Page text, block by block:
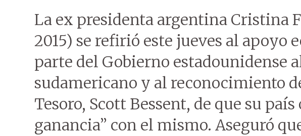
La ex presidenta argentina Cristina
2015) se refirió este jueves al apoyo
parte del Gobierno estadounidense
sudamericano y al reconocimiento
Tesoro, Scott Bessent, de que su
ganancia” con el mismo. Aseguró